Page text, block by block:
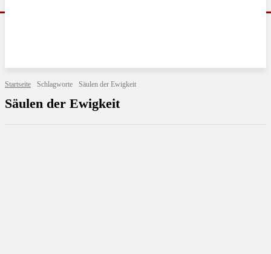
Startseite Schlagworte Säulen der Ewigkeit
Säulen der Ewigkeit